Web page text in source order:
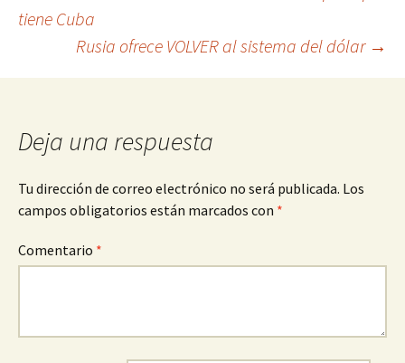
detiene Cuba
Rusia ofrece VOLVER al sistema del dólar →
Deja una respuesta
Tu dirección de correo electrónico no será publicada. Los
campos obligatorios están marcados con *
Comentario *